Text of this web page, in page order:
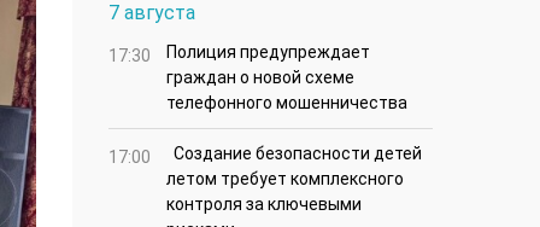
7 августа
17:30
Полиция предупреждает
граждан о новой схеме
телефонного мошенничества
17:00
Создание безопасности детей
летом требует комплексного
контроля за ключевыми